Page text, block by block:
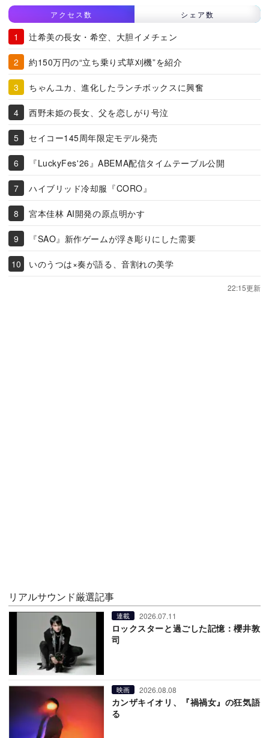
アクセス数 シェア数
辻希美の長女・希空、大胆イメチェン
約150万円の“立ち乗り式草刈機”を紹介
ちゃんユカ、進化したランチボックスに興奮
西野未姫の長女、父を恋しがり号泣
セイコー145周年限定モデル発売
『LuckyFes'26』ABEMA配信タイムテーブル公開
ハイブリッド冷却服『CORO』
宮本佳林 AI開発の原点明かす
『SAO』新作ゲームが浮き彫りにした需要
いのうつは×奏が語る、音割れの美学
22:15更新
リアルサウンド厳選記事
連載 2026.07.11
ロックスターと過ごした記憶：櫻井敦
司
映画 2026.08.08
カンザキイオリ、『禍禍女』の狂気語
る